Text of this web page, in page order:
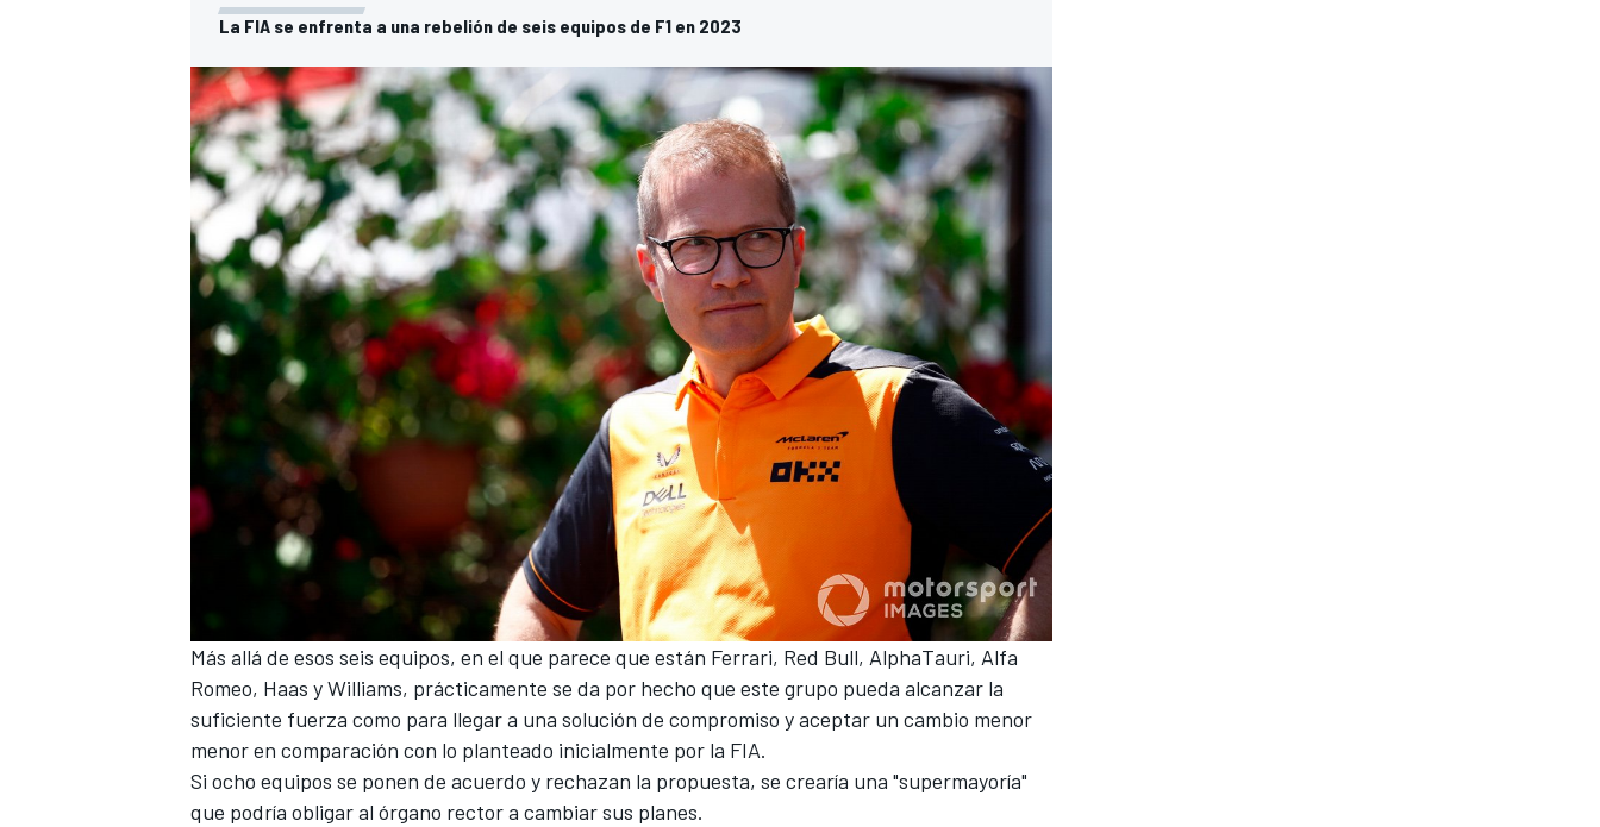
MÁS CATEGORÍAS
La FIA se enfrenta a una rebelión de seis equipos de F1 en 2023
Más allá de esos seis equipos, en el que parece que están Ferrari, Red Bull, AlphaTauri, Alfa
Romeo, Haas yWilliams, prácticamente se da por hecho que este grupo pueda alcanzar la
suficiente fuerza como para llegar a una solución de compromiso y aceptar un cambio menor
menor en comparación con lo planteado inicialmente por la FIA.
Si ocho equipos se ponen de acuerdo y rechazan la propuesta, se crearía una "supermayoría"
que podría obligar al órgano rector a cambiar sus planes.